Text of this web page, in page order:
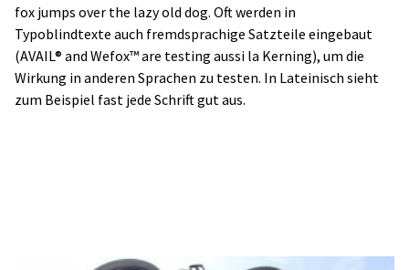
fox jumps over the lazy old dog. Oft werden in
Typoblindtexte auch fremdsprachige Satzteile eingebaut
(AVAIL® and Wefox™ are testing aussi la Kerning), um die
Wirkung in anderen Sprachen zu testen. In Lateinisch sieht
zum Beispiel fast jede Schrift gut aus.